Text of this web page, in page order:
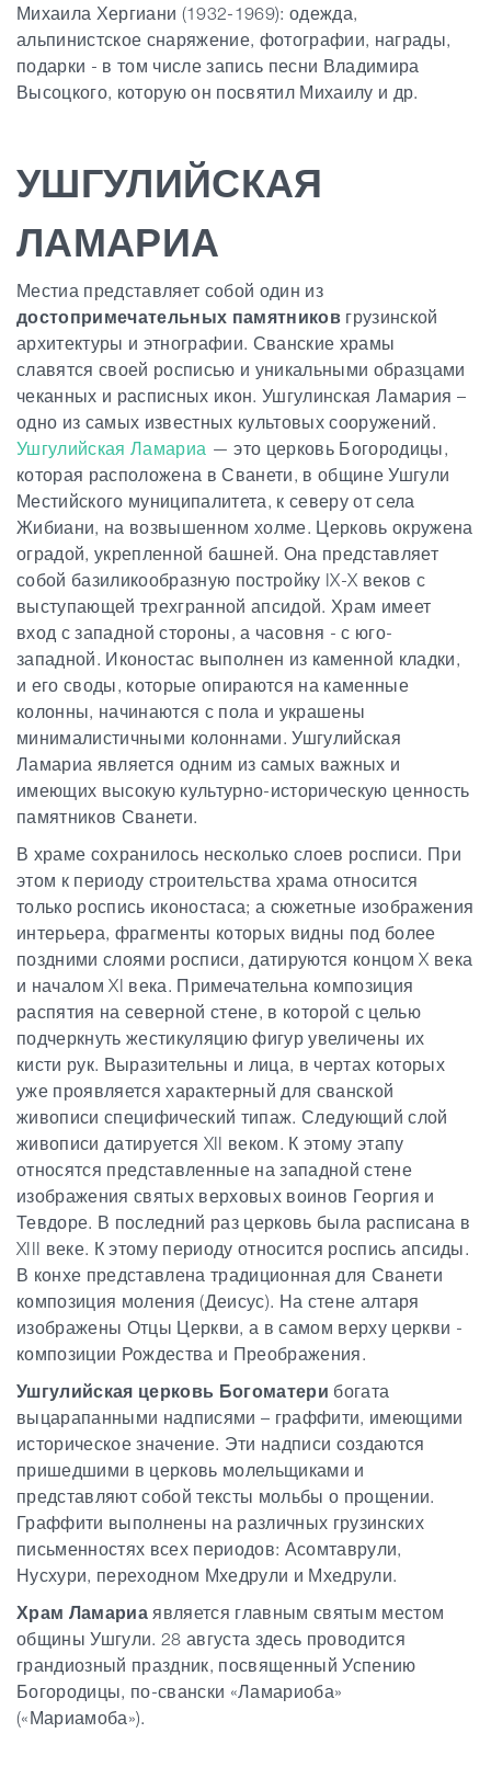
Михаила Хергиани (1932-1969): одежда,
альпинистское снаряжение, фотографии, награды,
подарки - в том числе запись песни Владимира
Высоцкого, которую он посвятил Михаилу и др.
УШГУЛИЙСКАЯ
ЛАМАРИА
Местиа представляет собой один из
достопримечательных памятниковгрузинской
архитектуры и этнографии. Сванские храмы
славятся своей росписью и уникальными образцами
чеканных и расписных икон. Ушгулинская Ламария –
одно из самых известных культовых сооружений.
Ушгулийская Ламариа — это церковь Богородицы,
которая расположена в Сванети, в общине Ушгули
Местийского муниципалитета, к северу от села
Жибиани, на возвышенном холме. Церковь окружена
оградой, укрепленной башней. Она представляет
собой базиликообразную постройку IX-X веков с
выступающей трехгранной апсидой. Храм имеет
вход с западной стороны, а часовня - с юго-
западной. Иконостас выполнен из каменной кладки,
и его своды, которые опираются на каменные
колонны, начинаются с пола и украшены
минималистичными колоннами. Ушгулийская
Ламариа является одним из самых важных и
имеющих высокую культурно-историческую ценность
памятников Сванети.
В храме сохранилось несколько слоев росписи. При
этом к периоду строительства храма относится
только роспись иконостаса; а сюжетные изображения
интерьера, фрагменты которых видны под более
поздними слоями росписи, датируются концом X века
и началом XI века. Примечательна композиция
распятия на северной стене, в которой с целью
подчеркнуть жестикуляцию фигур увеличены их
кисти рук. Выразительны и лица, в чертах которых
уже проявляется характерный для сванской
живописи специфический типаж. Следующий слой
живописи датируется XII веком. К этому этапу
относятся представленные на западной стене
изображения святых верховых воинов Георгия и
Тевдоре. В последний раз церковь была расписана в
XIII веке. К этому периоду относится роспись апсиды.
В конхе представлена традиционная для Сванети
композиция моления (Деисус). На стене алтаря
изображены Отцы Церкви, а в самом верху церкви -
композиции Рождества и Преображения.
Ушгулийская церковь Богоматери богата
выцарапанными надписями – граффити, имеющими
историческое значение. Эти надписи создаются
пришедшими в церковь молельщиками и
представляют собой тексты мольбы о прощении.
Граффити выполнены на различных грузинских
письменностях всех периодов: Асомтаврули,
Нусхури, переходном Мхедрули и Мхедрули.
Храм Ламариаявляется главным святым местом
общины Ушгули. 28 августа здесь проводится
грандиозный праздник, посвященный Успению
Богородицы, по-свански «Ламариоба»
(«Мариамоба»).